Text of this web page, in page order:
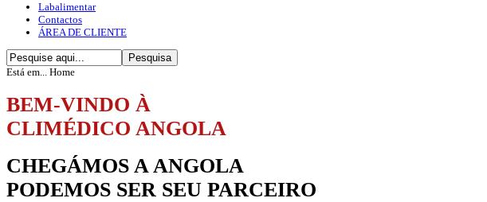
Labalimentar
Contactos
ÁREA DE CLIENTE
Está em... Home
BEM-VINDO À
CLIMÉDICO ANGOLA
CHEGÁMOS A ANGOLA
PODEMOS SER SEU PARCEIRO